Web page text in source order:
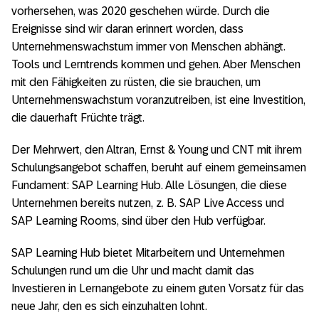
vorhersehen, was 2020 geschehen würde. Durch die
Ereignisse sind wir daran erinnert worden, dass
Unternehmenswachstum immer von Menschen abhängt.
Tools und Lerntrends kommen und gehen. Aber Menschen
mit den Fähigkeiten zu rüsten, die sie brauchen, um
Unternehmenswachstum voranzutreiben, ist eine Investition,
die dauerhaft Früchte trägt.
Der Mehrwert, den Altran, Ernst & Young und CNT mit ihrem
Schulungsangebot schaffen, beruht auf einem gemeinsamen
Fundament: SAP Learning Hub. Alle Lösungen, die diese
Unternehmen bereits nutzen, z. B. SAP Live Access und
SAP Learning Rooms, sind über den Hub verfügbar.
SAP Learning Hub bietet Mitarbeitern und Unternehmen
Schulungen rund um die Uhr und macht damit das
Investieren in Lernangebote zu einem guten Vorsatz für das
neue Jahr, den es sich einzuhalten lohnt.